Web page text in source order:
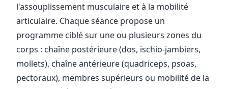
l'assouplissement musculaire et à la mobilité
articulaire. Chaque séance propose un
programme ciblé sur une ou plusieurs zones du
corps : chaîne postérieure (dos, ischio-jambiers,
mollets), chaîne antérieure (quadriceps, psoas,
pectoraux), membres supérieurs ou mobilité de la